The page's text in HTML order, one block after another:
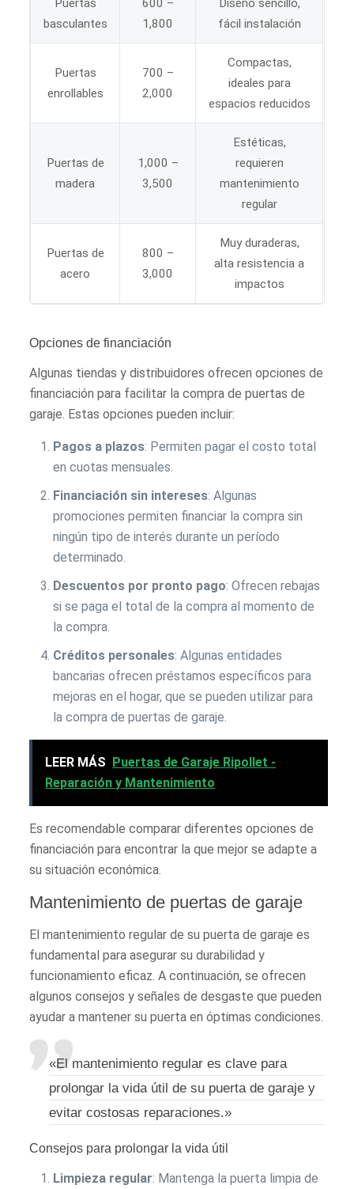
Puertas
basculantes
600 –
1,800
Diseño sencillo,
fácil instalación
Puertas
enrollables
700 –
2,000
Compactas,
ideales para
espacios reducidos
Puertas de
madera
1,000 –
3,500
Estéticas,
requieren
mantenimiento
regular
Puertas de
acero
800 –
3,000
Muy duraderas,
alta resistencia a
impactos
Opciones de financiación
Algunas tiendas y distribuidores ofrecen opciones de
financiación para facilitar la compra de puertas de
garaje. Estas opciones pueden incluir:
Pagos a plazos: Permiten pagar el costo total
en cuotas mensuales.
Financiación sin intereses: Algunas
promociones permiten financiar la compra sin
ningún tipo de interés durante un período
determinado.
Descuentos por pronto pago: Ofrecen rebajas
si se paga el total de la compra al momento de
la compra.
Créditos personales: Algunas entidades
bancarias ofrecen préstamos específicos para
mejoras en el hogar, que se pueden utilizar para
la compra de puertas de garaje.
LEER MÁS Puertas de Garaje Ripollet -
Reparación y Mantenimiento
Es recomendable comparar diferentes opciones de
financiación para encontrar la que mejor se adapte a
su situación económica.
Mantenimiento de puertas de garaje
El mantenimiento regular de su puerta de garaje es
fundamental para asegurar su durabilidad y
funcionamiento eficaz. A continuación, se ofrecen
algunos consejos y señales de desgaste que pueden
ayudar a mantener su puerta en óptimas condiciones.
«El mantenimiento regular es clave para
prolongar la vida útil de su puerta de garaje y
evitar costosas reparaciones.»
Consejos para prolongar la vida útil
Limpieza regular: Mantenga la puerta limpia de